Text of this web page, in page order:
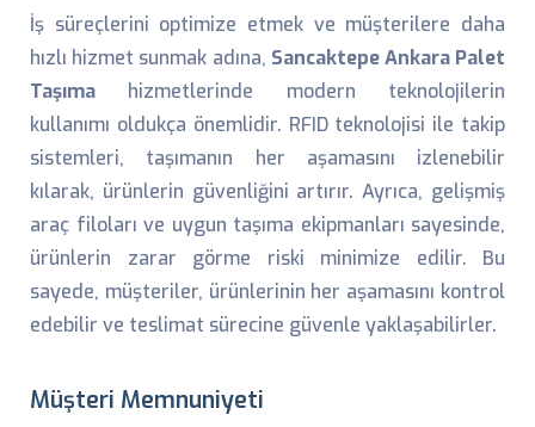
İş süreçlerini optimize etmek ve müşterilere daha
hızlı hizmet sunmak adına, Sancaktepe Ankara Palet
Taşıma hizmetlerinde modern teknolojilerin
kullanımı oldukça önemlidir. RFID teknolojisi ile takip
sistemleri, taşımanın her aşamasını izlenebilir
kılarak, ürünlerin güvenliğini artırır. Ayrıca, gelişmiş
araç filoları ve uygun taşıma ekipmanları sayesinde,
ürünlerin zarar görme riski minimize edilir. Bu
sayede, müşteriler, ürünlerinin her aşamasını kontrol
edebilir ve teslimat sürecine güvenle yaklaşabilirler.
Müşteri Memnuniyeti